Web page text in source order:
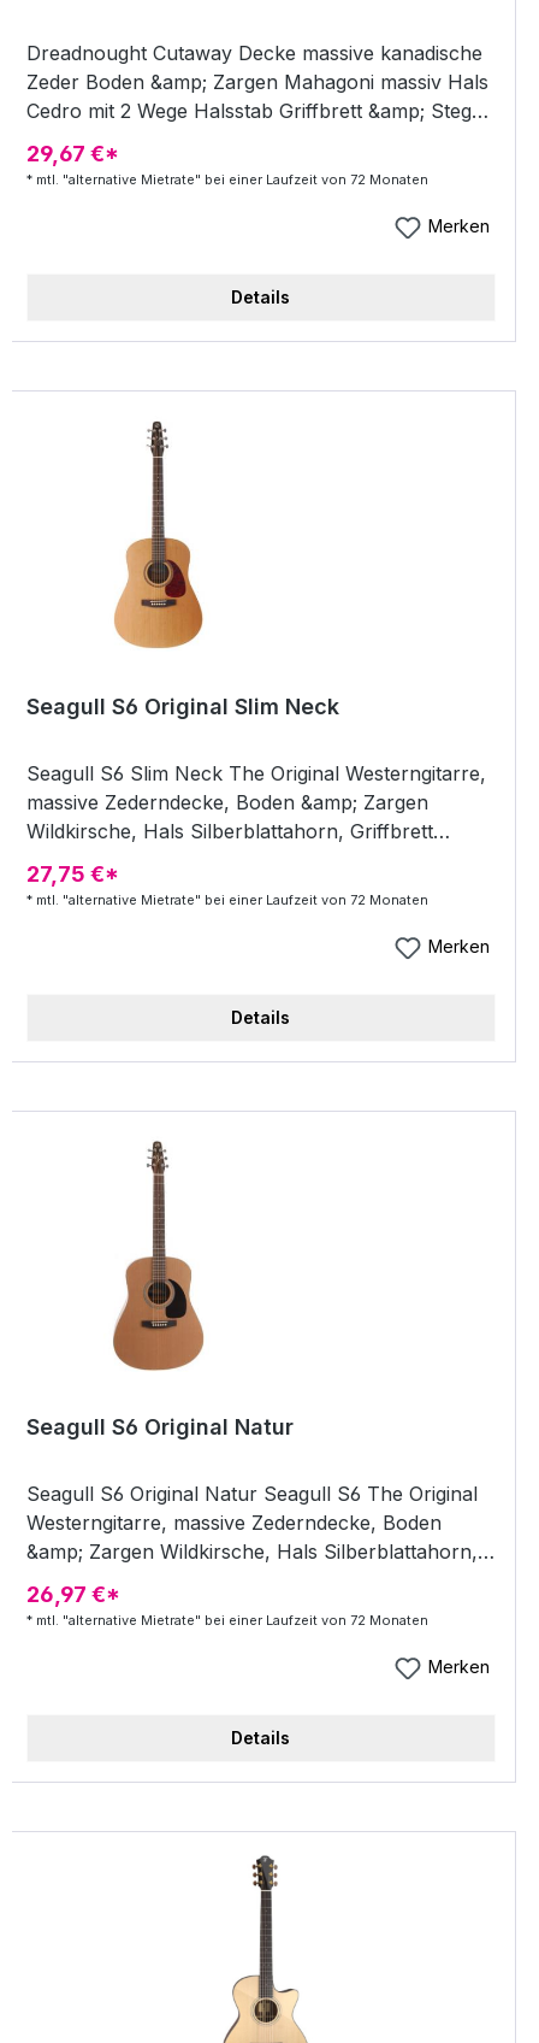
Dreadnought Cutaway Decke massive kanadische
Zeder Boden &amp; Zargen Mahagoni massiv Hals
Cedro mit 2 Wege Halsstab Griffbrett &amp; Steg
Ebenholz Sattel Knochen Finish Natur hochglanz
Mechanik geschlossen golden mit Ebenholzflügeln
Sattelbreite 45mm jedes Instrument wird von
29,67 €*
* mtl. "alternative Mietrate" bei einer Laufzeit von 72 Monaten
Merken
Details
Seagull S6 Original Slim Neck
Seagull S6 Slim Neck The Original Westerngitarre,
massive Zederndecke, Boden &amp; Zargen
Wildkirsche, Hals Silberblattahorn, Griffbrett
Palisander, Sattelbreite 44mm, Farbe Natur,
Nitrolack seidenmatt - Westerngitarre + massive
Hals Silberblattahorn + Griffbrett Palisander +
Griffbrett Palisander Sattelbreite 44 mm Farbe:
27,75 €*
* mtl. "alternative Mietrate" bei einer Laufzeit von 72 Monaten
Merken
Details
Seagull S6 Original Natur
Seagull S6 Original Natur Seagull S6 The Original
Westerngitarre, massive Zederndecke, Boden
&amp; Zargen Wildkirsche, Hals Silberblattahorn,
Griffbrett Palisander, Sattelbreite 46mm, Farbe
Natur, Nitrolack seidenmatt - Westerngitarre +
Wildkirsche + Hals Silberblattahorn + Griffbrett
seidenmatt + Farbe: Natur Highlights massive
Hals Silberblattahorn Griffbrett Palisander
26,97 €*
* mtl. "alternative Mietrate" bei einer Laufzeit von 72 Monaten
Merken
Details